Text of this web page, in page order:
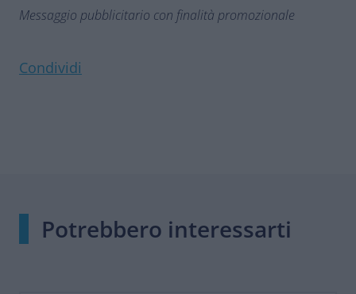
Messaggio pubblicitario con finalità promozionale
Condividi
Potrebbero interessarti